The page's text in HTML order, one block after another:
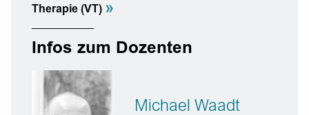
Therapie (VT) »
Infos zum Dozenten
Michael Waadt